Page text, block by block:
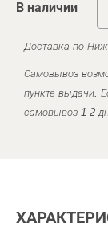
В наличии
Доставка по
Самовывоз
пункте выдачи.
самовывоз 1-2